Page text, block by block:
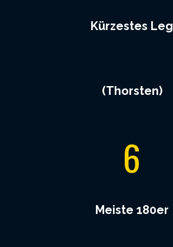
Kürzestes Leg
(Thorsten)
6
Meiste 180er